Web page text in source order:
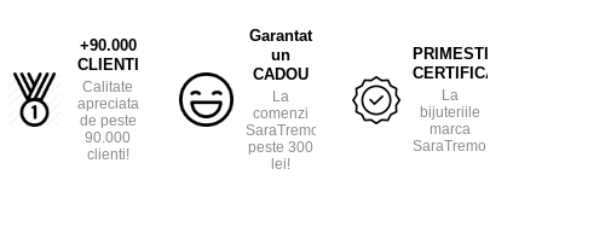
+90.000
CLIENTI
Calitate
apreciata
de peste
90.000
clienti!
Garantat
un
CADOU
La
comenzi
SaraTremo
peste 300
lei!
PRIMESTI
CERTIFICAT
La
bijuteriile
marca
SaraTremo.